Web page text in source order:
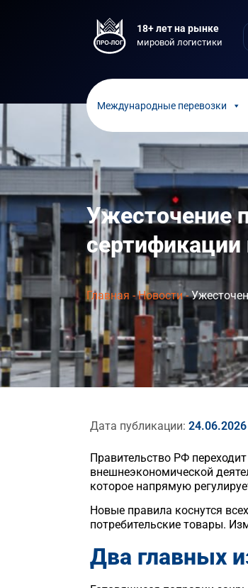
18+ лет на рынке
мировой логистики
Международные перевозки
Ужесточение
сертификации
Главная -Новости-
Дата публикации: 24.06.2026
Правительство РФ
внешнеэкономической
которое напрямую
Новые правила коснутся
потребительские товары.
Два главных